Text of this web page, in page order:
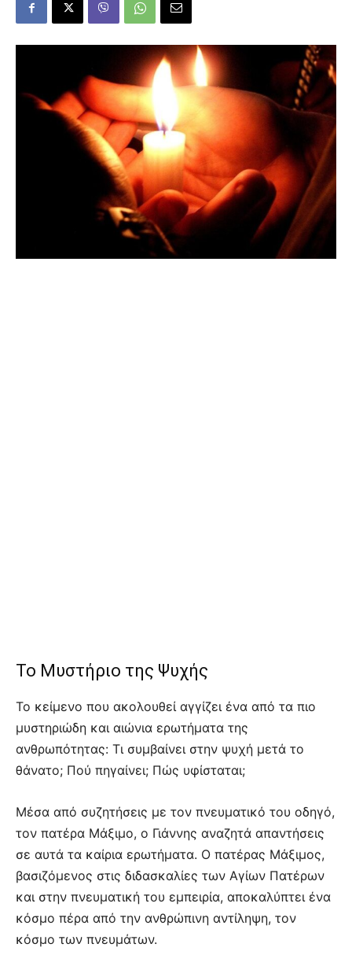
Το Μυστήριο της Ψυχής
Το κείμενο που ακολουθεί αγγίζει ένα από τα πιο
μυστηριώδη και αιώνια ερωτήματα της
ανθρωπότητας: Τι συμβαίνει στην ψυχή μετά το
θάνατο; Πού πηγαίνει; Πώς υφίσταται;
Μέσα από συζητήσεις με τον πνευματικό του οδηγό,
τον πατέρα Μάξιμο, ο Γιάννης αναζητά απαντήσεις
σε αυτά τα καίρια ερωτήματα. Ο πατέρας Μάξιμος,
βασιζόμενος στις διδασκαλίες των Αγίων Πατέρων
και στην πνευματική του εμπειρία, αποκαλύπτει ένα
κόσμο πέρα από την ανθρώπινη αντίληψη, τον
κόσμο των πνευμάτων.